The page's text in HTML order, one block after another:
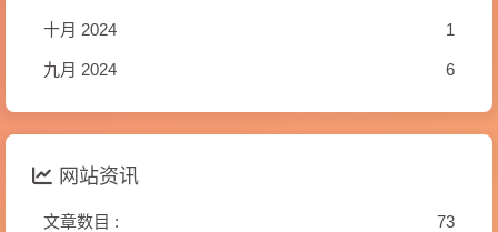
十月 2024 1
九月 2024 6
网站资讯
文章数目 :
73